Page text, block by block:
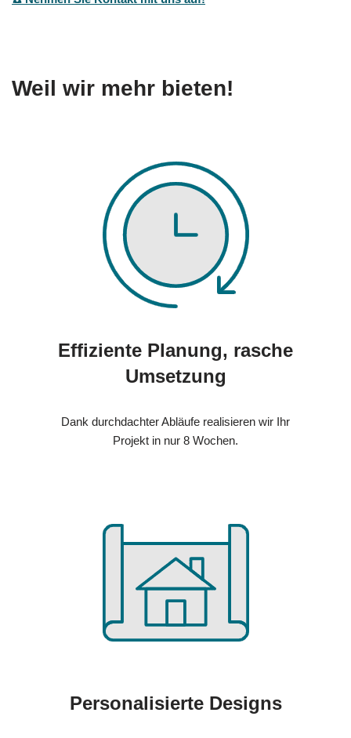
Weil wir mehr bieten!
Effiziente Planung, rasche
Umsetzung
Dank durchdachter Abläufe realisieren wir Ihr
Projekt in nur 8 Wochen.
Personalisierte Designs